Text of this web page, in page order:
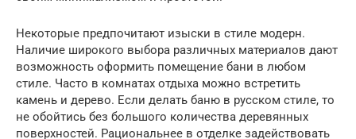
Некоторые предпочитают изыски в стиле модерн.
Наличие широкого выбора различных материалов дают
возможность оформить помещение бани в любом
стиле. Часто в комнатах отдыха можно встретить
камень и дерево. Если делать баню в русском стиле, то
не обойтись без большого количества деревянных
поверхностей. Рациональнее в отделке задействовать